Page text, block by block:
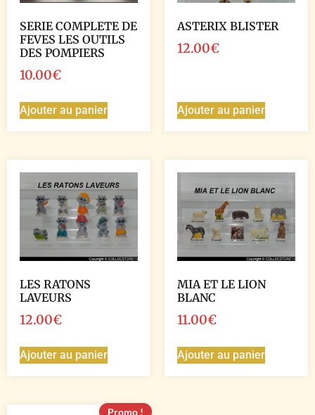
SERIE COMPLETE DE
FEVES LES OUTILS
DES POMPIERS
10.00€
Ajouter au panier
ASTERIX BLISTER
12.00€
Ajouter au panier
LES RATONS
LAVEURS
12.00€
Ajouter au panier
MIA ET LE LION
BLANC
11.00€
Ajouter au panier
Promo !